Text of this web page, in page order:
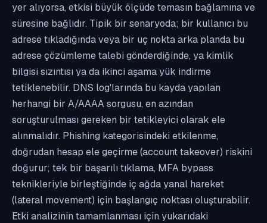
yer alıyorsa, etkisi büyük ölçüde temasın bağlamına ve
süresine bağlıdır. Tipik bir senaryoda; bir kullanıcı bu
adrese tıkladığında veya bir uç nokta arka planda bu
adrese çözümleme talebi gönderdiğinde, ya kimlik
bilgisi sızıntısı ya da ikinci aşama yük indirme
tetiklenebilir. DNS log'larında bu kayda yapılan
herhangi bir A/AAAA sorgusu, en azından
soruşturulması gereken bir tetikleyici olarak ele
alınmalıdır. Phishing kategorisindeki etkilenme,
doğrudan hesap ele geçirme (account takeover) riskini
doğurur; tek bir başarılı tıklama, MFA bypass
teknikleriyle birleştiğinde iç ağda yanal hareket
(lateral movement) için başlangıç noktası oluşturabilir.
Etki analizinin tamamlanması için yukarıdaki